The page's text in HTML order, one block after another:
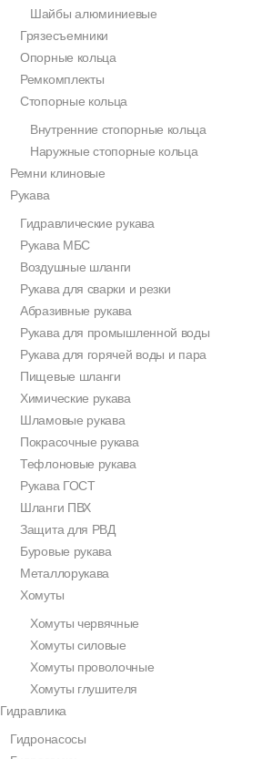
Шайбы алюминиевые
Грязесъемники
Опорные кольца
Ремкомплекты
Стопорные кольца
Внутренние стопорные кольца
Наружные стопорные кольца
Ремни клиновые
Рукава
Гидравлические рукава
Рукава МБС
Воздушные шланги
Рукава для сварки и резки
Абразивные рукава
Рукава для промышленной воды
Рукава для горячей воды и пара
Пищевые шланги
Химические рукава
Шламовые рукава
Покрасочные рукава
Тефлоновые рукава
Рукава ГОСТ
Шланги ПВХ
Защита для РВД
Буровые рукава
Металлорукава
Хомуты
Хомуты червячные
Хомуты силовые
Хомуты проволочные
Хомуты глушителя
Гидравлика
Гидронасосы